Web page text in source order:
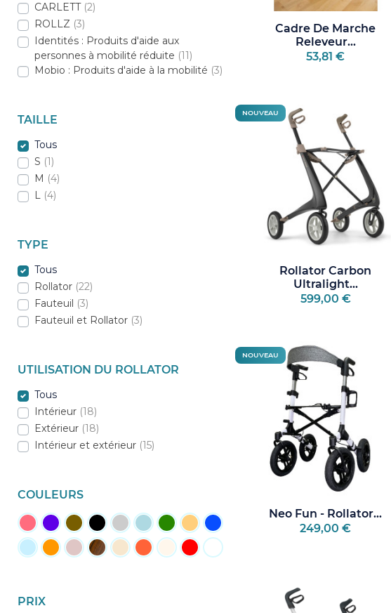
CARLETT (2)
ROLLZ (3)
Identités : Produits d'aide aux
personnes à mobilité réduite (11)
Mobio : Produits d'aide à la mobilité (3)
TAILLE
Tous
S (1)
M (4)
L (4)
TYPE
Tous
Rollator (22)
Fauteuil (3)
Fauteuil et Rollator (3)
UTILISATION DU ROLLATOR
Tous
Intérieur (18)
Extérieur (18)
Intérieur et extérieur (15)
COULEURS
PRIX
Cadre De Marche
Releveur...
53,81 €
Rollator Carbon
Ultralight...
599,00 €
NOUVEAU
Neo Fun - Rollator...
249,00 €
NOUVEAU